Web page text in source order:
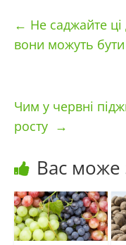
← Не саджайте
вони можуть
Чим у червні
росту →
Вас може